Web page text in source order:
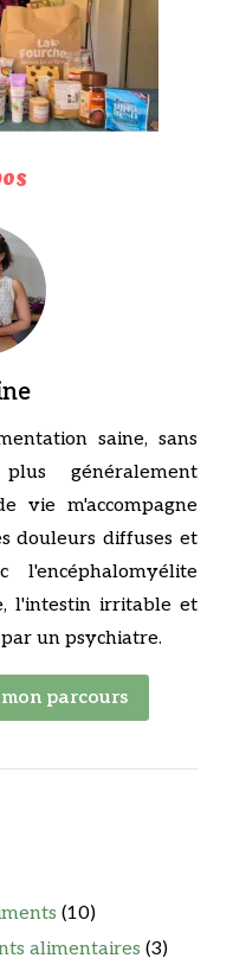
saine, sans
généralement
vie m'accompagne
douleurs diffuses et
l'encéphalomyélite
l'intestin irritable et
un psychiatre.
parcours
(10)
alimentaires (3)